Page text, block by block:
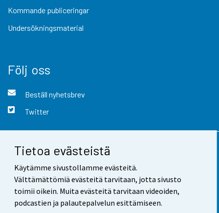
Tietoa evästeistä
Käytämme sivustollamme evästeitä.
Välttämättömiä evästeitä tarvitaan, jotta sivusto
toimii oikein. Muita evästeitä tarvitaan videoiden,
podcastien ja palautepalvelun esittämiseen.
Kommande publiceringar
Undersökningsmaterial
Följ oss
Beställ nyhetsbrev
Twitter
Kontaktinformation
Respons
Användarvillkor